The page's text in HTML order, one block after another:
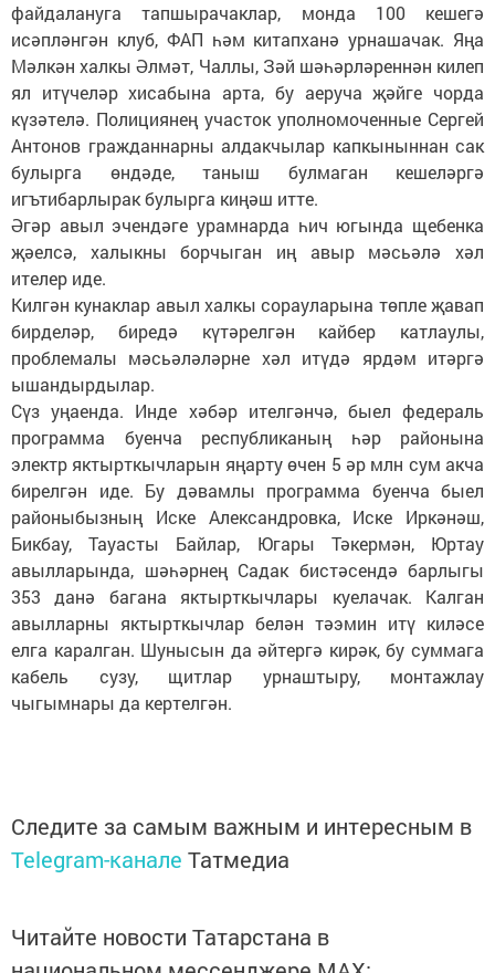
файдалануга тапшырачаклар, монда 100 кешегә
исәпләнгән клуб, ФАП һәм китапханә урнашачак. Яңа
Мәлкән халкы Әлмәт, Чаллы, Зәй шәһәрләреннән килеп
ял итүчеләр хисабына арта, бу аеруча җәйге чорда
күзәтелә. Полициянең участок уполномоченные Сергей
Антонов гражданнарны алдакчылар капкыныннан сак
булырга өндәде, таныш булмаган кешеләргә
игътибарлырак булырга киңәш итте.
Әгәр авыл эчендәге урамнарда һич югында щебенка
җәелсә, халыкны борчыган иң авыр мәсьәлә хәл
ителер иде.
Килгән кунаклар авыл халкы сорауларына төпле җавап
бирделәр, биредә күтәрелгән кайбер катлаулы,
проблемалы мәсьәләләрне хәл итүдә ярдәм итәргә
ышандырдылар.
Сүз уңаенда. Инде хәбәр ителгәнчә, быел федераль
программа буенча республиканың һәр районына
электр яктырткычларын яңарту өчен 5 әр млн сум акча
бирелгән иде. Бу дәвамлы программа буенча быел
районыбызның Иске Александровка, Иске Иркәнәш,
Бикбау, Тауасты Байлар, Югары Тәкермән, Юртау
авылларында, шәһәрнең Садак бистәсендә барлыгы
353 данә багана яктырткычлары куелачак. Калган
авылларны яктырткычлар белән тәэмин итү киләсе
елга каралган. Шунысын да әйтергә кирәк, бу суммага
кабель сузу, щитлар урнаштыру, монтажлау
чыгымнары да кертелгән.
Следите за самым важным и интересным в
Telegram-канале Татмедиа
Читайте новости Татарстана в